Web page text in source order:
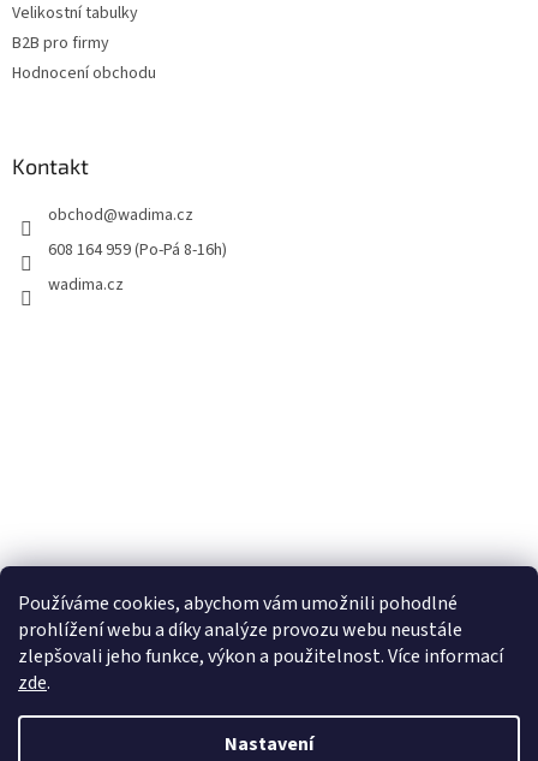
Používáme cookies, abychom vám umožnili pohodlné
prohlížení webu a díky analýze provozu webu neustále
zlepšovali jeho funkce, výkon a použitelnost. Více informací
zde.
Nastavení
Velikostní tabulky
B2B pro firmy
Hodnocení obchodu
Kontakt
obchod@wadima.cz
608 164 959 (Po-Pá 8-16h)
wadima.cz